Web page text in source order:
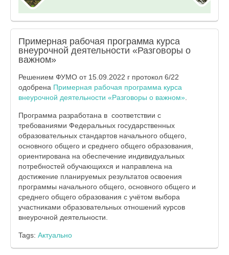
Примерная рабочая программа курса
внеурочной деятельности «Разговоры о
важном»
Решением ФУМО от 15.09.2022 г протокол 6/22
одобрена Примерная рабочая программа курса
внеурочной деятельности «Разговоры о важном»
Программа разработана в соответствии с
требованиями Федеральных государственных
образовательных стандартов начального общего,
основного общего и среднего общего образования,
ориентирована на обеспечение индивидуальных
потребностей обучающихся и направлена на
достижение планируемых результатов освоения
программы начального общего, основного общего и
среднего общего образования с учётом выбора
участниками образовательных отношений курсов
внеурочной деятельности.
Tags: Актуально